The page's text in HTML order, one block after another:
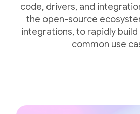
code, drivers, and
the open-source
integrations, to rapidly
common use